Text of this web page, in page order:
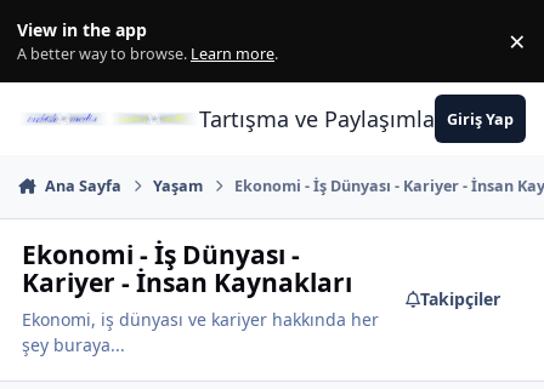
View in the app
A better way to browse. Learn more. ×
Tartışma ve PaylaşımlarınGiriş Yap
Ana Sayfa Yaşam Ekonomi - İş Dünyası - Kariyer - İnsan
Ekonomi - İş Dünyası -
Kariyer - İnsan Kaynakları
Ekonomi, iş dünyası ve kariyer hakkında her
şey buraya...
Takipçiler